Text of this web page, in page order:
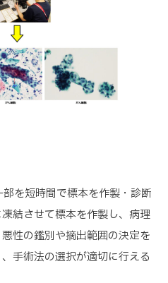
を短時間で標本を作製・診断
結させて標本を作製し、病理
性の鑑別や摘出範囲の決定を
手術法の選択が適切に行える